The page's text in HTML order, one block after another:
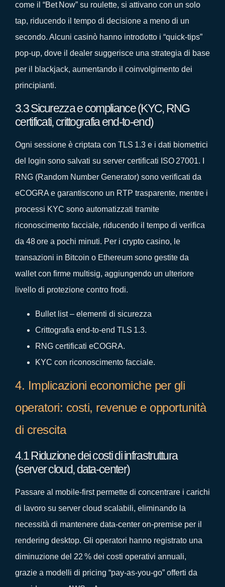
come il “Bet Now” su roulette, si attivano con un solo
tap, riducendo il tempo di decisione a meno di un
secondo. Alcuni casinò hanno introdotto i “quick‑tips”
pop‑up, dove il dealer suggerisce una strategia di base
per il blackjack, aumentando il coinvolgimento dei
principianti.
3.3 Sicurezza e compliance (KYC, RNG
certificati, crittografia end‑to‑end)
Ogni sessione è criptata con TLS 1.3 e i dati biometrici
del login sono salvati su server certificati ISO 27001. I
RNG (Random Number Generator) sono verificati da
eCOGRA e garantiscono un RTP trasparente, mentre i
processi KYC sono automatizzati tramite
riconoscimento facciale, riducendo il tempo di verifica
da 48 ore a pochi minuti. Per i crypto casino, le
transazioni in Bitcoin o Ethereum sono gestite da
wallet con firme multisig, aggiungendo un ulteriore
livello di protezione contro frodi.
Bullet list – elementi di sicurezza
Crittografia end‑to‑end TLS 1.3.
RNG certificati eCOGRA.
KYC con riconoscimento facciale.
4. Implicazioni economiche per gli
operatori: costi, revenue e opportunità
di crescita
4.1 Riduzione dei costi di infrastruttura
(server cloud, data‑center)
Passare al mobile‑first permette di concentrare i carichi
di lavoro su server cloud scalabili, eliminando la
necessità di mantenere data‑center on‑premise per il
rendering desktop. Gli operatori hanno registrato una
diminuzione del 22 % dei costi operativi annuali,
grazie a modelli di pricing “pay‑as‑you‑go” offerti da